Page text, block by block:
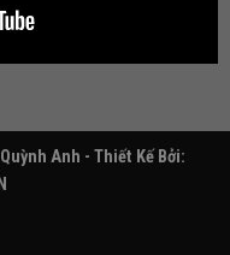
Anh - Thiết Kế Bởi: